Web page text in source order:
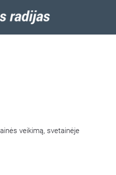
veikimą, svetainėje